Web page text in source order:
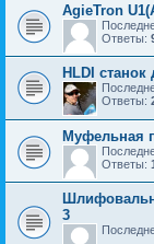
AgieTron
Ответы:
HLDI
Ответы:
Муфельная
Ответы:
3